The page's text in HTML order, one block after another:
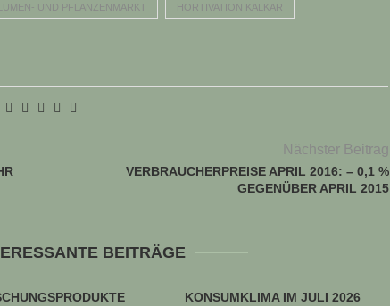
UND PFLANZENMARKT HORTIVATION KALKAR
Nächster Beitrag
VERBRAUCHERPREISE APRIL 2016: – 0,1 %
GEGENÜBER APRIL 2015
BEITRÄGE
KONSUMKLIMA IM JULI 2026